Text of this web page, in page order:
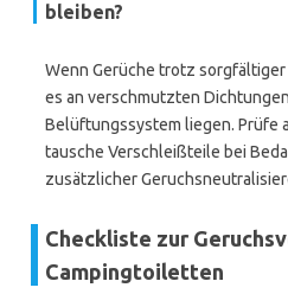
bleiben?
Wenn Gerüche trotz
es an verschmutzten
Belüftungssystem liegen. Prüfe
tausche Verschleißteile bei
zusätzlicher
Checkliste zur
Campingtoiletten